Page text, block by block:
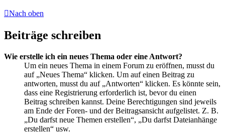
Nach oben
Beiträge schreiben
Wie erstelle ich ein neues Thema oder eine Antwort?
Um ein neues Thema in einem Forum zu eröffnen, musst du
auf „Neues Thema“ klicken. Um auf einen Beitrag zu
antworten, musst du auf „Antworten“ klicken. Es könnte sein,
dass eine Registrierung erforderlich ist, bevor du einen
Beitrag schreiben kannst. Deine Berechtigungen sind jeweils
am Ende der Foren- und der Beitragsansicht aufgelistet. Z. B.
„Du darfst neue Themen erstellen“, „Du darfst Dateianhänge
erstellen“ usw.